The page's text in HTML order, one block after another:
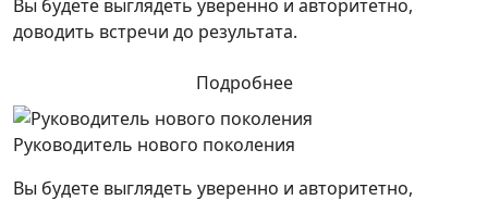
Вы будете выглядеть уверенно и авторитетно,
доводить встречи до результата.
Подробнее
Руководитель нового поколения
Вы будете выглядеть уверенно и авторитетно,